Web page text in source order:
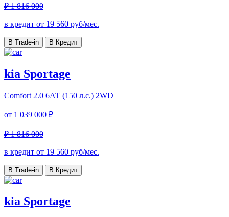
₽ 1 816 000
в кредит от 19 560 руб/мес.
В Trade-in В Кредит
kia Sportage
Comfort 2.0 6АТ (150 л.с.) 2WD
от 1 039 000 ₽
₽ 1 816 000
в кредит от 19 560 руб/мес.
В Trade-in В Кредит
kia Sportage